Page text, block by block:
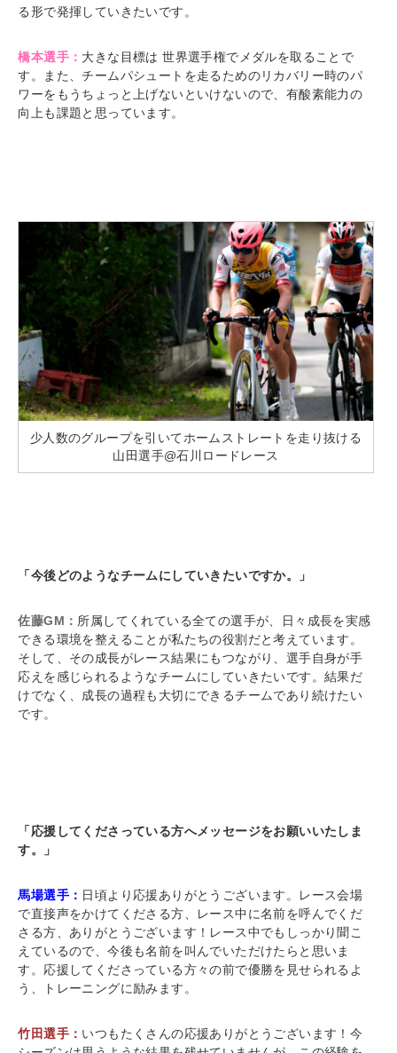
る形で発揮していきたいです。
橋本選手： 大きな目標は 世界選手権でメダルを取ることで
す。また、チームパシュートを走るためのリカバリー時のパ
ワーをもうちょっと上げないといけないので、有酸素能力の
向上も課題と思っています。
少人数のグループを引いてホームストレートを走り抜ける
山田選手@石川ロードレース
「今後どのようなチームにしていきたいですか。」
佐藤GM： 所属してくれている全ての選手が、日々成長を実感
できる環境を整えることが私たちの役割だと考えています。
そして、その成長がレース結果にもつながり、選手自身が手
応えを感じられるようなチームにしていきたいです。結果だ
けでなく、成長の過程も大切にできるチームであり続けたい
です。
「応援してくださっている方へメッセージをお願いいたしま
す。」
馬場選手： 日頃より応援ありがとうございます。レース会場
で直接声をかけてくださる方、レース中に名前を呼んでくだ
さる方、ありがとうございます！レース中でもしっかり聞こ
えているので、今後も名前を叫んでいただけたらと思いま
す。応援してくださっている方々の前で優勝を見せられるよ
う、トレーニングに励みます。
竹田選手： いつもたくさんの応援ありがとうございます！今